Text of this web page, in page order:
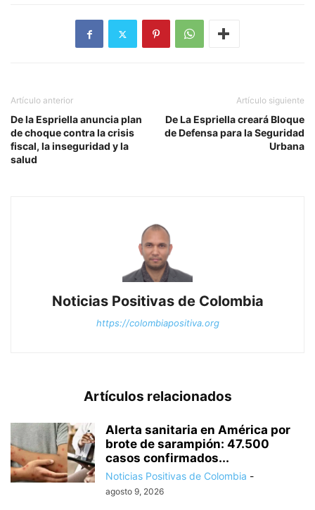
Artículo anterior
De la Espriella anuncia plan
de choque contra la crisis
fiscal, la inseguridad y la
salud
Artículo siguiente
De La Espriella creará Bloque
de Defensa para la Seguridad
Urbana
Noticias Positivas de Colombia
https://colombiapositiva.org
Artículos relacionados
Alerta sanitaria en América por
brote de sarampión: 47.500
casos confirmados...
Noticias Positivas de Colombia -
agosto 9, 2026